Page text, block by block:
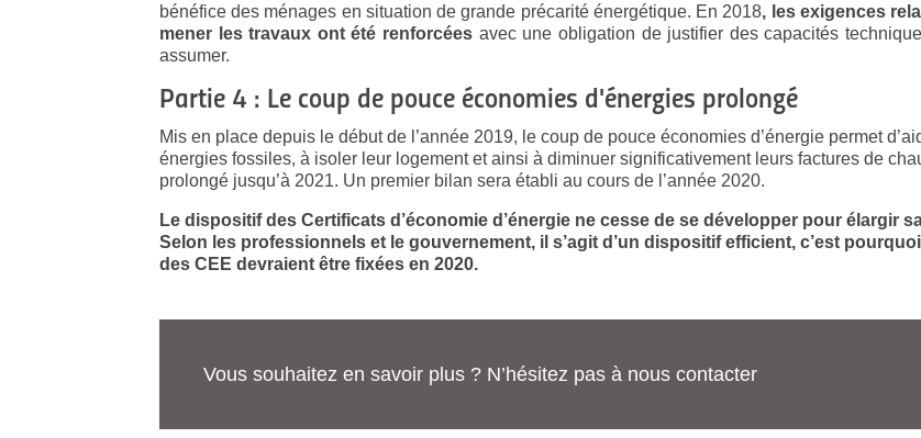
bénéfice des ménages en situation de grande précarité énergétique. En 2018, les exigences
mener les travaux ont été renforcées avec une obligation de justifier des capacités
assumer.
Partie 4 : Le coup de pouce économies d'énergies prolongé
Mis en place depuis le début de l’année 2019, le coup de pouce économies d’énergie permet
énergies fossiles, à isoler leur logement et ainsi à diminuer significativement leurs factures de
prolongé jusqu’à 2021. Un premier bilan sera établi au cours de l’année 2020.
Le dispositif des Certificats d’économie d’énergie ne cesse de se développer pour élargir
Selon les professionnels et le gouvernement, il s’agit d’un dispositif efficient, c’est
des CEE devraient être fixées en 2020.
Vous souhaitez en savoir plus ? N’hésitez pas à nous contacter